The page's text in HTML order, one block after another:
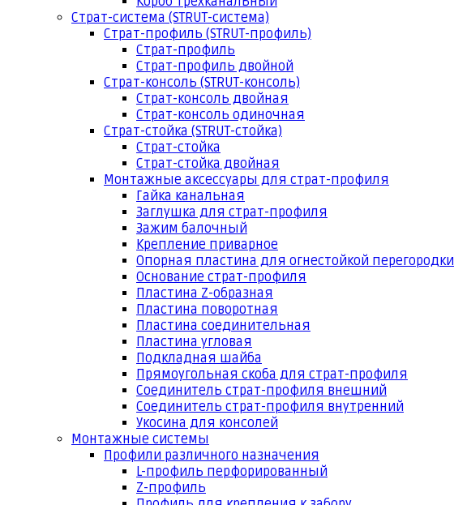
Страт-система (STRUT-система)
Страт-профиль (STRUT-профиль)
Страт-профиль
Страт-профиль двойной
Страт-консоль (STRUT-консоль)
Страт-консоль двойная
Страт-консоль одиночная
Страт-стойка (STRUT-стойка)
Страт-стойка
Страт-стойка двойная
Монтажные аксессуары для страт-профиля
Гайка канальная
Заглушка для страт-профиля
Зажим балочный
Крепление приварное
Опорная пластина для огнестойкой перегородки
Основание страт-профиля
Пластина Z-образная
Пластина поворотная
Пластина соединительная
Пластина угловая
Подкладная шайба
Прямоугольная скоба для страт-профиля
Соединитель страт-профиля внешний
Соединитель страт-профиля внутренний
Укосина для консолей
Монтажные системы
Профили различного назначения
L-профиль перфорированный
Z-профиль